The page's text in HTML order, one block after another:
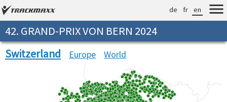
de fr en
42. GRAND-PRIX VON BERN 2024
Switzerland Europe World